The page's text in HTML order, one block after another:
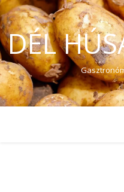
DÉL